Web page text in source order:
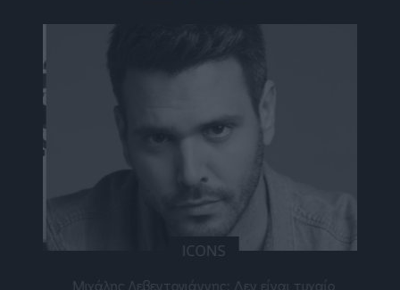
ICONS
Μιχάλης Λεβεντογιάννης: Δεν είναι τυχαίο